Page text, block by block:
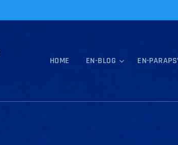
HOME EN-BLOG EN-